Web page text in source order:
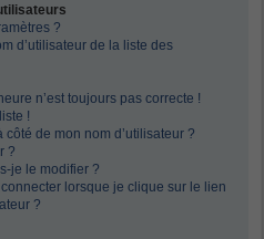
?
d’utilisateur de la liste des
n’est toujours pas correcte !
!
de mon nom d’utilisateur ?
?
je le modifier ?
lorsque je clique sur le lien
?